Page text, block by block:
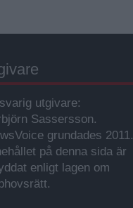
utgivare:
Sassersson.
grundades 2011.
på denna sida är
enligt lagen om